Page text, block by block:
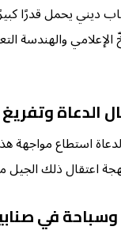
ديني يحمل قدرًا
والهندسة
الدعاة
استطاع مواجهة
اعتقال ذلك
في